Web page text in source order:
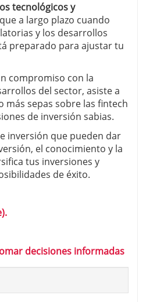
tecnológicos y
a largo plazo cuando
y los desarrollos
preparado para ajustar tu
compromiso con la
del sector, asiste a
más sepas sobre las fintech
de inversión sabias.
inversión que pueden dar
el conocimiento y la
tus inversiones y
de éxito.
decisiones informadas